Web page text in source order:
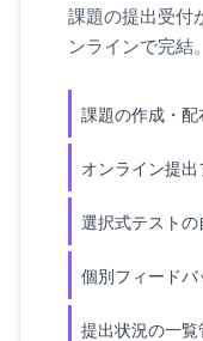
課題の提出受付
ンラインで完結
課題の作成・配
オンライン提出
選択式テストの
個別フィードバ
提出状況の一覧